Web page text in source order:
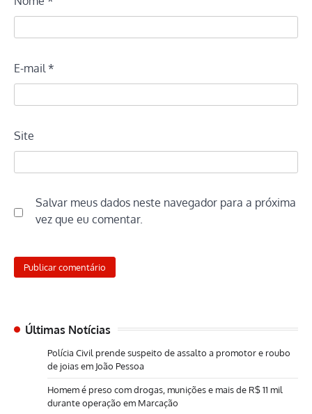
E-mail*
Site
Salvar meus dados neste navegador para a próxima
vez que eu comentar.
Últimas Notícias
Polícia Civil prende suspeito de assalto a promotor e roubo
de joias em João Pessoa
Homem é preso com drogas, munições e mais de R$ 11 mil
durante operação em Marcação